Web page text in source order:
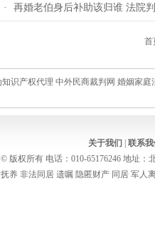
· 再婚老伯身后补助该归谁 法院
首
知识产权代理 中外民商裁判网 婚姻家庭
关于我们
联系
版权所有 电话：010-65176246 地址：
养 非法同居 遗嘱 隐匿财产 同居 军人